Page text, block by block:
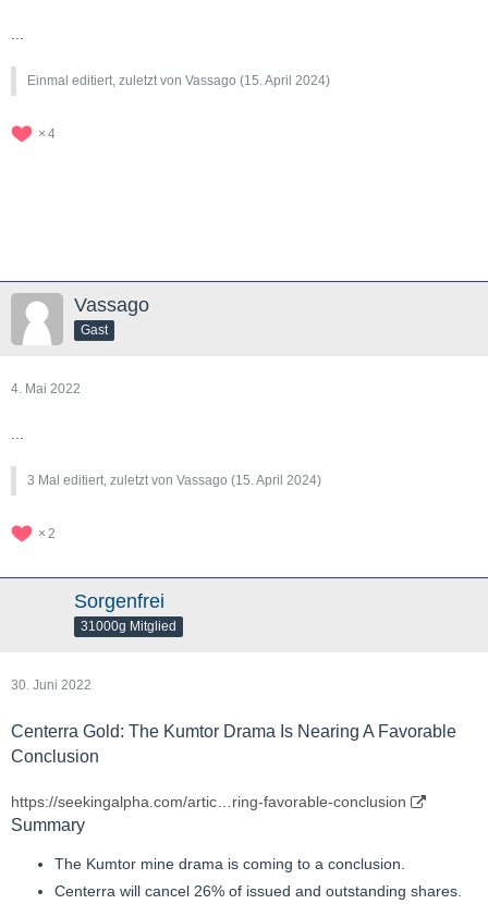
...
Einmal editiert, zuletzt von Vassago (15. April 2024)
4
Vassago
Gast
4. Mai 2022
...
3 Mal editiert, zuletzt von Vassago (15. April 2024)
2
Sorgenfrei
31000g Mitglied
30. Juni 2022
Centerra Gold: The Kumtor Drama Is Nearing A Favorable
Conclusion
https://seekingalpha.com/artic…ring-favorable-conclusion
Summary
The Kumtor mine drama is coming to a conclusion.
Centerra will cancel 26% of issued and outstanding shares.